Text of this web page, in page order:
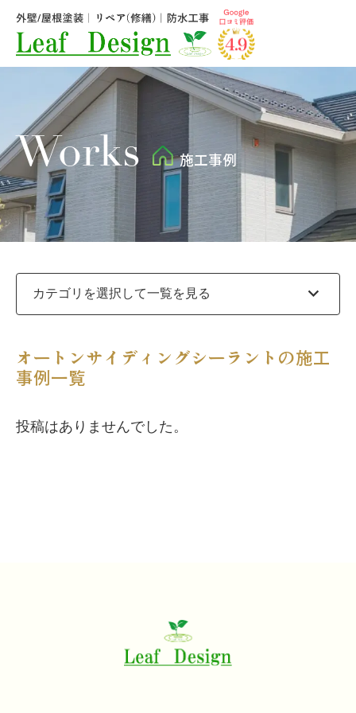
Works 施工事例
expand_more
オートンサイディングシーラントの施工
事例一覧
投稿はありませんでした。